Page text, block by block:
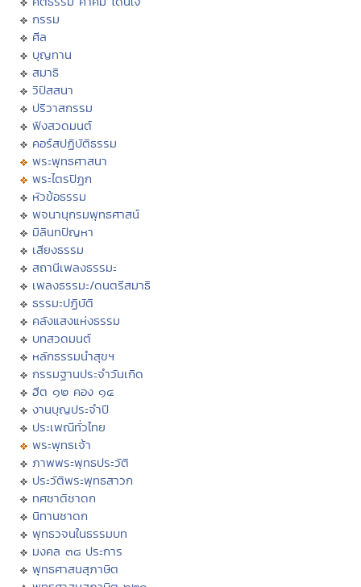
กรรม
ศีล
บุญทาน
สมาธิ
วิปัสสนา
ปริวาสกรรม
ฟังสวดมนต์
คอร์สปฏิบัติธรรม
พระพุทธศาสนา
พระไตรปิฏก
หัวข้อธรรม
พจนานุกรมพุทธศาสน์
มิลินทปัญหา
เสียงธรรม
สถานีเพลงธรรมะ
เพลงธรรมะ/ดนตรีสมาธิ
ธรรมะปฏิบัติ
คลังแสงแห่งธรรม
บทสวดมนต์
หลักธรรมนำสุขฯ
กรรมฐานประจำวันเกิด
ฮีต ๑๒ คอง ๑๔
งานบุญประจำปี
ประเพณีทั่วไทย
พระพุทธเจ้า
ภาพพระพุทธประวัติ
ประวัติพระพุทธสาวก
ทศชาติชาดก
นิทานชาดก
พุทธวจนในธรรมบท
มงคล ๓๘ ประการ
พุทธศาสนสุภาษิต